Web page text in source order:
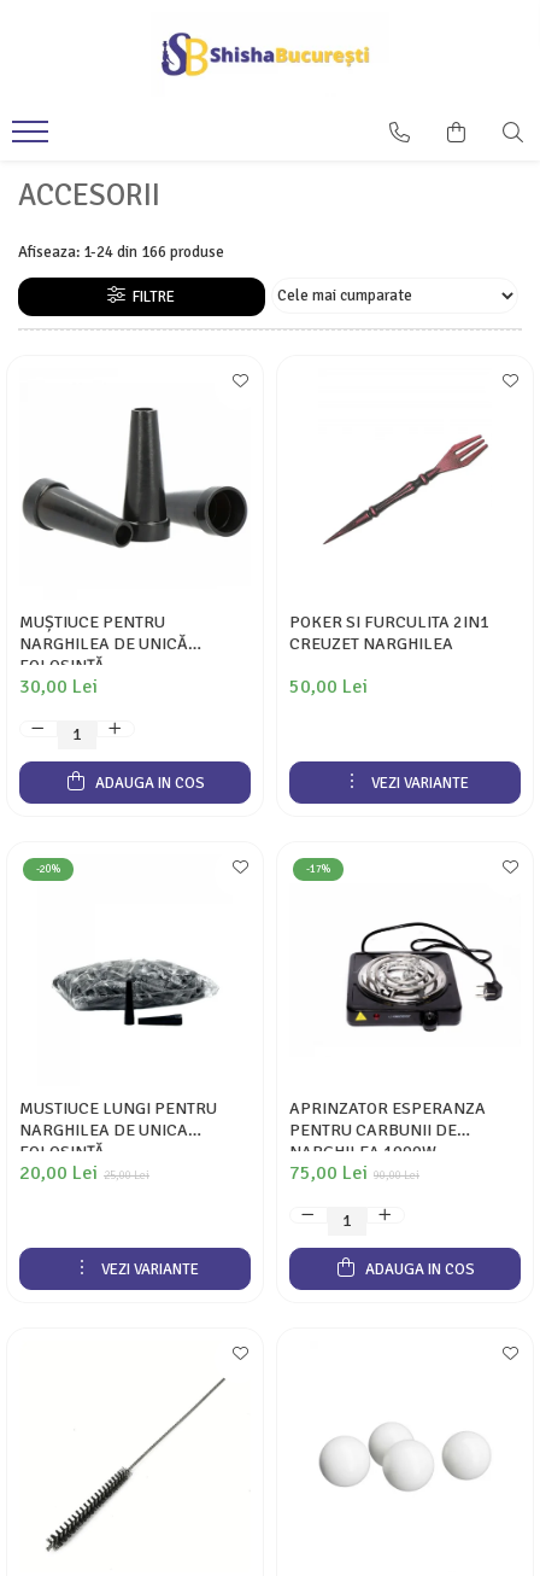
ACCESORII
Afiseaza: 1-24din 166 produse
FILTRE
MUȘTIUCE PENTRU
NARGHILEA DE UNICĂ
FOLOSINȚĂ
30,00 Lei
ADAUGA IN COS
POKER SI FURCULITA 2IN1
CREUZET NARGHILEA
50,00 Lei
VEZI VARIANTE
-20%
MUSTIUCE LUNGI PENTRU
NARGHILEA DE UNICA
FOLOSINȚĂ
25,00 Lei
20,00 Lei
VEZI VARIANTE
-17%
APRINZATOR ESPERANZA
PENTRU CARBUNII DE
NARGHILEA 1000W
90,00 Lei
75,00 Lei
ADAUGA IN COS